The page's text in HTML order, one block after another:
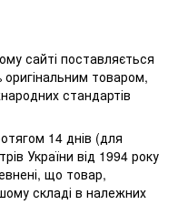
сайті поставляється
товаром,
стандартів
14 днів (для
України від 1994 року
що товар,
складі в належних